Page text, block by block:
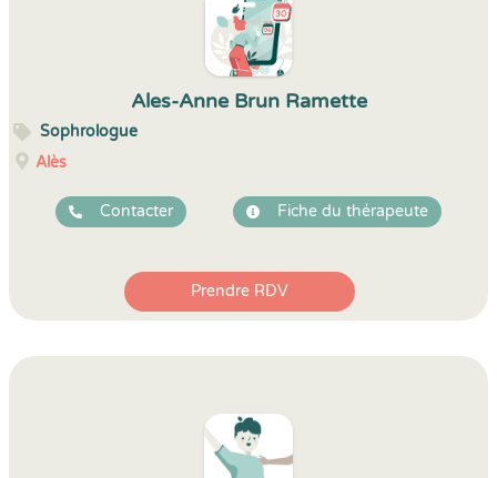
Ales-Anne Brun Ramette
Sophrologue
Alès
Contacter Fiche du thérapeute
Prendre RDV